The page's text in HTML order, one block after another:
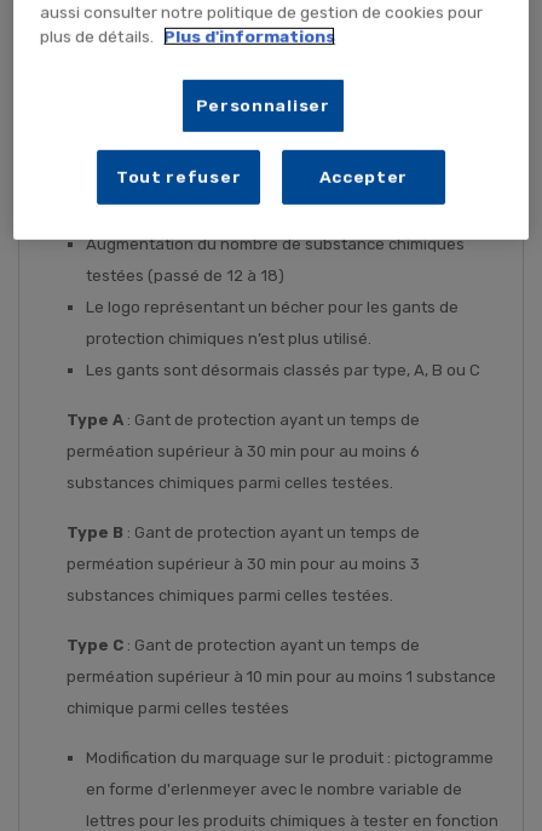
dangereux et les micro-organismes. Le présent document
définit les exigences relatives aux gants de protection
servant à protéger l'utilisateur contre les produits chimiques
dangereux et définit les termes à utiliser.
Augmentation du nombre de substance chimiques
testées (passé de 12 à 18)
Le logo représentant un bécher pour les gants de
protection chimiques n’est plus utilisé.
Les gants sont désormais classés par type, A, B ou C
Type A : Gant de protection ayant un temps de
perméation supérieur à 30 min pour au moins 6
substances chimiques parmi celles testées.
Type B : Gant de protection ayant un temps de
perméation supérieur à 30 min pour au moins 3
substances chimiques parmi celles testées.
Type C : Gant de protection ayant un temps de
perméation supérieur à 10 min pour au moins 1 substance
chimique parmi celles testées
Modification du marquage sur le produit : pictogramme
en forme d'erlenmeyer avec le nombre variable de
lettres pour les produits chimiques à tester en fonction
aussi consulter notre politique de gestion de cookies pour
plus de détails.
Plus d'informations
Personnaliser
Tout refuser Accepter